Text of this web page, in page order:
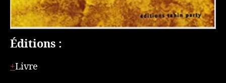
Éditions :
Livre